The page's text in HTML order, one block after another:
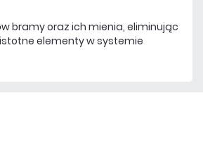
bramy oraz ich mienia, eliminując
elementy w systemie